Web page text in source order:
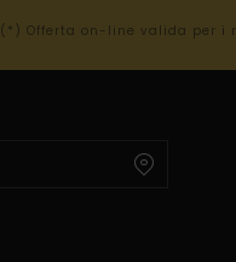
(*) Offerta on-line valida per i